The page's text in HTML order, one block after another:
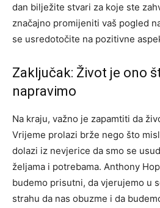
dan bilježite stvari za koje ste
značajno promijeniti vaš pogled
se usredotočite na pozitivne
Zaključak: Život je ono
napravimo
Na kraju, važno je zapamtiti da
Vrijeme prolazi brže nego što
dolazi iz nevjerice da smo se
željama i potrebama. Anthony
budemo prisutni, da vjerujemo u
strahu da nas obuzme i da